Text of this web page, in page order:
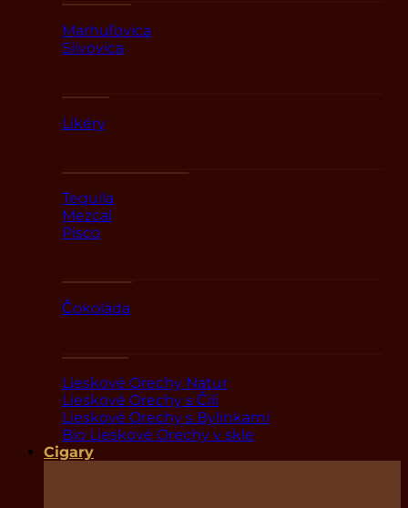
Marhuľovica
Slivovica
Likéry
Tequila
Mezcal
Pisco
Čokoláda
Lieskové Orechy Natur
Lieskové Orechy s Čili
Lieskové Orechy s Bylinkami
Bio Lieskové Orechy v skle
Cigary